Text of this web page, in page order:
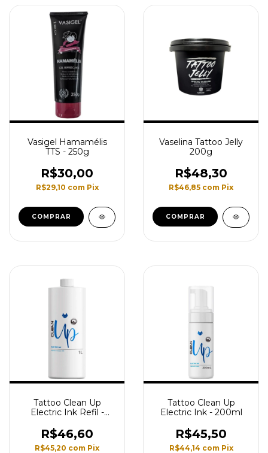
Vasigel Hamamélis
TTS - 250g
R$30,00
R$29,10 com Pix
Vaselina Tattoo Jelly
200g
R$48,30
R$46,85 com Pix
Tattoo Clean Up
Electric Ink Refil -
R$46,60
R$45,20 com Pix
Tattoo Clean Up
Electric Ink - 200ml
R$45,50
R$44,14 com Pix